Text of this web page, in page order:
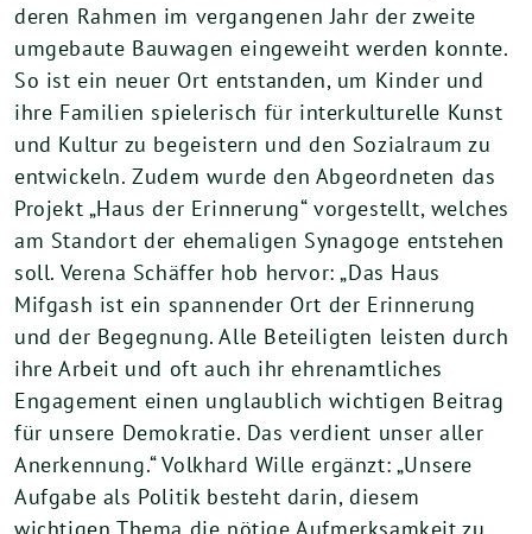
deren Rahmen im vergangenen Jahr der zweite
umgebaute Bauwagen eingeweiht werden konnte.
So ist ein neuer Ort entstanden, um Kinder und
ihre Familien spielerisch für interkulturelle Kunst
und Kultur zu begeistern und den Sozialraum zu
entwickeln. Zudem wurde den Abgeordneten das
Projekt „Haus der Erinnerung“ vorgestellt, welches
am Standort der ehemaligen Synagoge entstehen
soll. Verena Schäffer hob hervor: „Das Haus
Mifgash ist ein spannender Ort der Erinnerung
und der Begegnung. Alle Beteiligten leisten durch
ihre Arbeit und oft auch ihr ehrenamtliches
Engagement einen unglaublich wichtigen Beitrag
für unsere Demokratie. Das verdient unser aller
Anerkennung.“ Volkhard Wille ergänzt: „Unsere
Aufgabe als Politik besteht darin, diesem
wichtigen Thema die nötige Aufmerksamkeit zu